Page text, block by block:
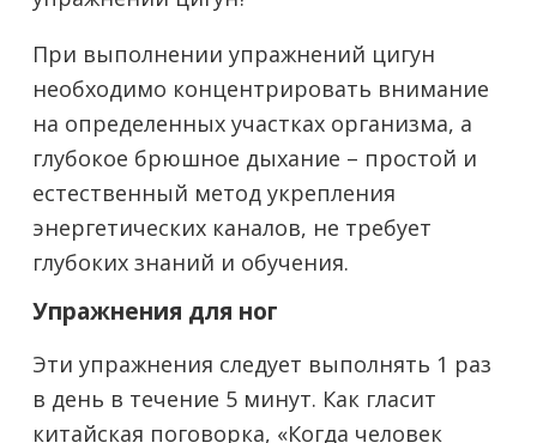
При выполнении упражнений цигун
необходимо концентрировать внимание
на определенных участках организма, а
глубокое брюшное дыхание – простой и
естественный метод укрепления
энергетических каналов, не требует
глубоких знаний и обучения.
Упражнения для ног
Эти упражнения следует выполнять 1 раз
в день в течение 5 минут. Как гласит
китайская поговорка, «Когда человек